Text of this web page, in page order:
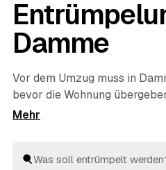
Damme
Vor dem Umzug muss in
bevor die Wohnung
Zeitdruck den erstbesten
DiepholzundLohne. So